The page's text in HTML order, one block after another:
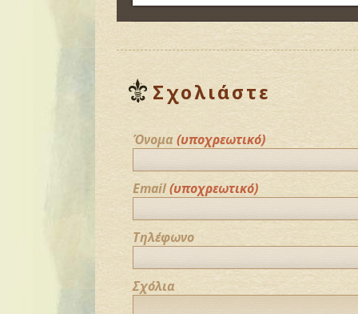
Σχολιάστε
Όνομα (υποχρεωτικό)
Email(υποχρεωτικό)
Τηλέφωνο
Σχόλια